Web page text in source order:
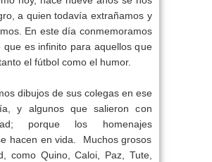
a quien todavía extrañamos y
En este día conmemoramos
que es infinito para aquellos que
el fútbol como el humor.
dibujos de sus colegas en ese
y algunos que salieron con
porque los homenajes
hacen en vida. Muchos grosos
como Quino, Caloi, Paz, Tute,